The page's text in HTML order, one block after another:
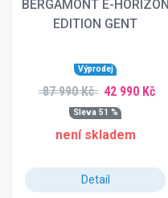
BERGAMONT E-HORIZON
EDITION GENT
Výprodej
87 990 Kč 42 990 Kč
Sleva 51 %
není skladem
Detail